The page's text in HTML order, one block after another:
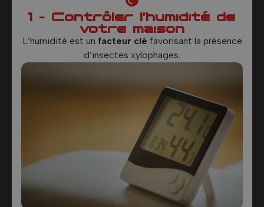
1 - Contrôler l’humidité de
votre maison
L’humidité est un facteur clé favorisant la présence
d’insectes xylophages.